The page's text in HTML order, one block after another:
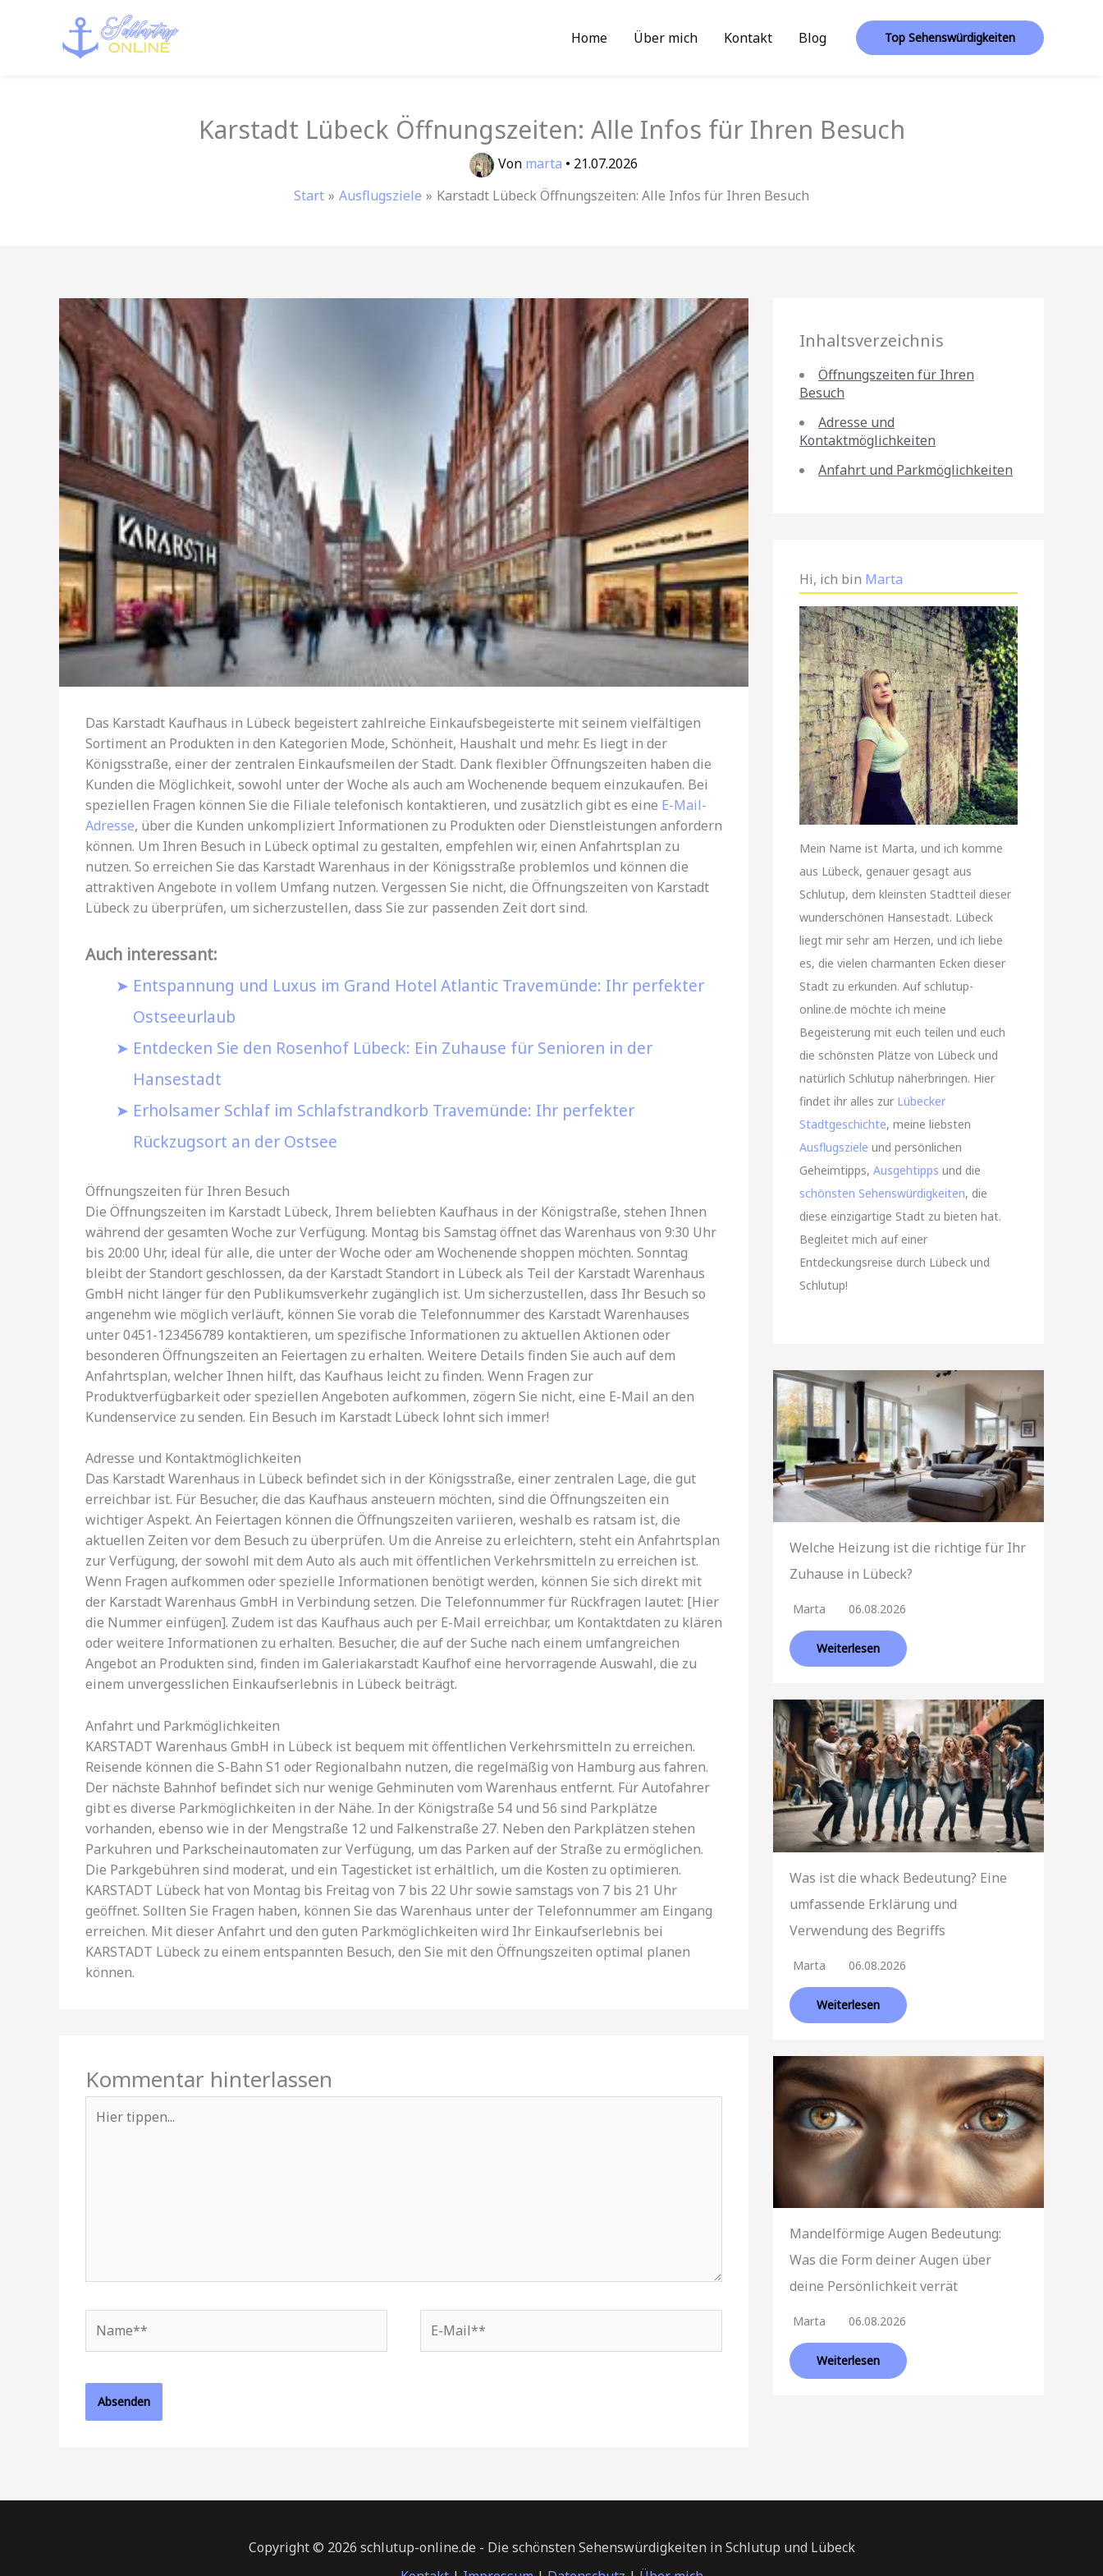
Home Über mich Kontakt Blog Top Sehenswürdigkeiten
Karstadt Lübeck Öffnungszeiten: Alle Infos für Ihren Besuch
Von marta • 21.07.2026
Start
Ausflugsziele Karstadt Lübeck Öffnungszeiten: Alle Infos für Ihren Besuch
Das Karstadt Kaufhaus in Lübeck begeistert zahlreiche Einkaufsbegeisterte mit seinem vielfältigen
Sortiment an Produkten in den Kategorien Mode, Schönheit, Haushalt und mehr. Es liegt in der
Königsstraße, einer der zentralen Einkaufsmeilen der Stadt. Dank flexibler Öffnungszeiten haben die
Kunden die Möglichkeit, sowohl unter der Woche als auch am Wochenende bequem einzukaufen. Bei
speziellen Fragen können Sie die Filiale telefonisch kontaktieren, und zusätzlich gibt es eine E-Mail-
Adresse, über die Kunden unkompliziert Informationen zu Produkten oder Dienstleistungen anfordern
können. Um Ihren Besuch in Lübeck optimal zu gestalten, empfehlen wir, einen Anfahrtsplan zu
nutzen. So erreichen Sie das Karstadt Warenhaus in der Königsstraße problemlos und können die
attraktiven Angebote in vollem Umfang nutzen. Vergessen Sie nicht, die Öffnungszeiten von Karstadt
Lübeck zu überprüfen, um sicherzustellen, dass Sie zur passenden Zeit dort sind.
Auch interessant:
Entspannung und Luxus im Grand Hotel Atlantic Travemünde: Ihr perfekter
Ostseeurlaub
Entdecken Sie den Rosenhof Lübeck: Ein Zuhause für Senioren in der
Hansestadt
Erholsamer Schlaf im Schlafstrandkorb Travemünde: Ihr perfekter
Rückzugsort an der Ostsee
Öffnungszeiten für Ihren Besuch
Die Öffnungszeiten im Karstadt Lübeck, Ihrem beliebten Kaufhaus in der Königstraße, stehen Ihnen
während der gesamten Woche zur Verfügung. Montag bis Samstag öffnet das Warenhaus von 9:30 Uhr
bis 20:00 Uhr, ideal für alle, die unter der Woche oder am Wochenende shoppen möchten. Sonntag
bleibt der Standort geschlossen, da der Karstadt Standort in Lübeck als Teil der Karstadt Warenhaus
GmbH nicht länger für den Publikumsverkehr zugänglich ist. Um sicherzustellen, dass Ihr Besuch so
angenehm wie möglich verläuft, können Sie vorab die Telefonnummer des Karstadt Warenhauses
unter 0451-123456789 kontaktieren, um spezifische Informationen zu aktuellen Aktionen oder
besonderen Öffnungszeiten an Feiertagen zu erhalten. Weitere Details finden Sie auch auf dem
Anfahrtsplan, welcher Ihnen hilft, das Kaufhaus leicht zu finden. Wenn Fragen zur
Produktverfügbarkeit oder speziellen Angeboten aufkommen, zögern Sie nicht, eine E-Mail an den
Kundenservice zu senden. Ein Besuch im Karstadt Lübeck lohnt sich immer!
Adresse und Kontaktmöglichkeiten
Das Karstadt Warenhaus in Lübeck befindet sich in der Königsstraße, einer zentralen Lage, die gut
erreichbar ist. Für Besucher, die das Kaufhaus ansteuern möchten, sind die Öffnungszeiten ein
wichtiger Aspekt. An Feiertagen können die Öffnungszeiten variieren, weshalb es ratsam ist, die
aktuellen Zeiten vor dem Besuch zu überprüfen. Um die Anreise zu erleichtern, steht ein Anfahrtsplan
zur Verfügung, der sowohl mit dem Auto als auch mit öffentlichen Verkehrsmitteln zu erreichen ist.
Wenn Fragen aufkommen oder spezielle Informationen benötigt werden, können Sie sich direkt mit
der Karstadt Warenhaus GmbH in Verbindung setzen. Die Telefonnummer für Rückfragen lautet: [Hier
die Nummer einfügen]. Zudem ist das Kaufhaus auch per E-Mail erreichbar, um Kontaktdaten zu klären
oder weitere Informationen zu erhalten. Besucher, die auf der Suche nach einem umfangreichen
Angebot an Produkten sind, finden im Galeriakarstadt Kaufhof eine hervorragende Auswahl, die zu
einem unvergesslichen Einkaufserlebnis in Lübeck beiträgt.
Anfahrt und Parkmöglichkeiten
KARSTADT Warenhaus GmbH in Lübeck ist bequem mit öffentlichen Verkehrsmitteln zu erreichen.
Reisende können die S-Bahn S1 oder Regionalbahn nutzen, die regelmäßig von Hamburg aus fahren.
Der nächste Bahnhof befindet sich nur wenige Gehminuten vom Warenhaus entfernt. Für Autofahrer
gibt es diverse Parkmöglichkeiten in der Nähe. In der Königstraße 54 und 56 sind Parkplätze
vorhanden, ebenso wie in der Mengstraße 12 und Falkenstraße 27. Neben den Parkplätzen stehen
Parkuhren und Parkscheinautomaten zur Verfügung, um das Parken auf der Straße zu ermöglichen.
Die Parkgebühren sind moderat, und ein Tagesticket ist erhältlich, um die Kosten zu optimieren.
KARSTADT Lübeck hat von Montag bis Freitag von 7 bis 22 Uhr sowie samstags von 7 bis 21 Uhr
geöffnet. Sollten Sie Fragen haben, können Sie das Warenhaus unter der Telefonnummer am Eingang
erreichen. Mit dieser Anfahrt und den guten Parkmöglichkeiten wird Ihr Einkaufserlebnis bei
KARSTADT Lübeck zu einem entspannten Besuch, den Sie mit den Öffnungszeiten optimal planen
können.
Kommentar hinterlassen
tippen...
Mail**
Inhaltsverzeichnis
Öffnungszeiten für Ihren
Besuch
Adresse und
Kontaktmöglichkeiten
Anfahrt und Parkmöglichkeiten
Hi, ich bin Marta
Mein Name ist Marta, und ich komme
aus Lübeck, genauer gesagt aus
Schlutup, dem kleinsten Stadtteil dieser
wunderschönen Hansestadt. Lübeck
liegt mir sehr am Herzen, und ich liebe
es, die vielen charmanten Ecken dieser
Stadt zu erkunden. Auf schlutup-
online.de möchte ich meine
Begeisterung mit euch teilen und euch
die schönsten Plätze von Lübeck und
natürlich Schlutup näherbringen. Hier
findet ihr alles zur Lübecker
Stadtgeschichte, meine liebsten
Ausflugsziele und persönlichen
Geheimtipps, Ausgehtipps und die
schönsten Sehenswürdigkeiten, die
diese einzigartige Stadt zu bieten hat.
Begleitet mich auf einer
Entdeckungsreise durch Lübeck und
Schlutup!
Welche Heizung ist die richtige für Ihr
Zuhause in Lübeck?
Marta 06.08.2026
Weiterlesen
Was ist die whack Bedeutung? Eine
umfassende Erklärung und
Verwendung des Begriffs
Marta 06.08.2026
Weiterlesen
Mandelförmige Augen Bedeutung:
Was die Form deiner Augen über
deine Persönlichkeit verrät
Marta 06.08.2026
Weiterlesen
Copyright © 2026 schlutup-online.de - Die schönsten Sehenswürdigkeiten in Schlutup und Lübeck